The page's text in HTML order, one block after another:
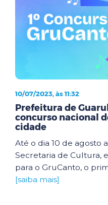
10/07/2023, às 11:32
Prefeitura de
concurso nacional
cidade
Até o dia 10 de agosto
Secretaria de Cultura,
para o GruCanto, o
[saiba mais]